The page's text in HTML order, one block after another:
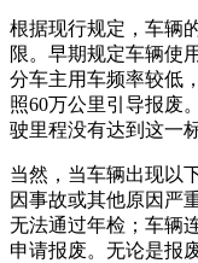
根据现行规定，车辆
限。早期规定车辆使
分车主用车频率较低
照60万公里引导报废
驶里程没有达到这一
当然，当车辆出现以
因事故或其他原因严
无法通过年检；车辆
申请报废。无论是报